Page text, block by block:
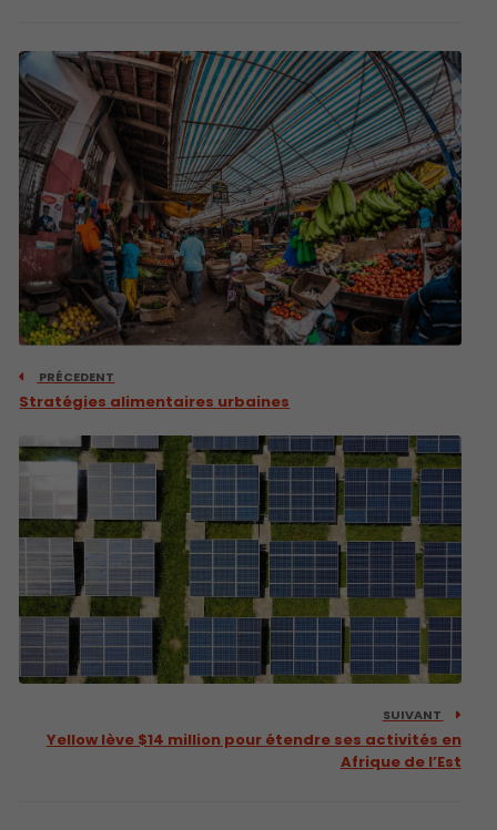
PRÉCEDENT
Stratégies alimentaires urbaines
SUIVANT
Yellow lève $14 million pour étendre ses activités en
Afrique de l’Est